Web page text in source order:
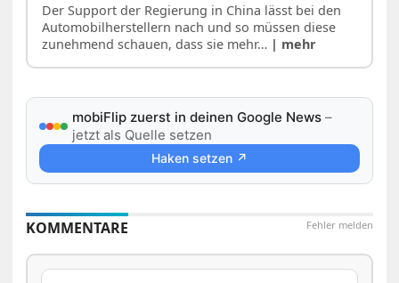
Der Support der Regierung in China lässt bei den
Automobilherstellern nach und so müssen diese
zunehmend schauen, dass sie mehr… | mehr
mobiFlip zuerst in deinen Google News –
jetzt als Quelle setzen
Haken setzen ↗
Fehler melden
KOMMENTARE